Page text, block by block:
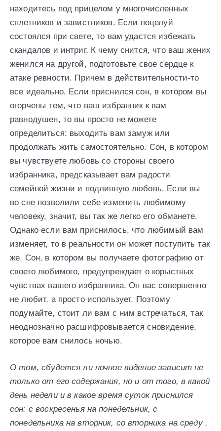
находитесь под прицелом у многочисленных
сплетников и завистников. Если поцелуй
состоялся при свете, то вам удастся избежать
скандалов и интриг. К чему снится, что ваш жених
женился на другой, подготовьте свое сердце к
атаке ревности. Причем в действительности-то
все идеально. Если приснился сон, в котором вы
огорчены тем, что ваш избранник к вам
равнодушен, то вы просто не можете
определиться: выходить вам замуж или
продолжать жить самостоятельно. Сон, в котором
вы чувствуете любовь со стороны своего
избранника, предсказывает вам радости
семейной жизни и подлинную любовь. Если вы
во сне позволили себе изменить любимому
человеку, значит, вы так же легко его обманете.
Однако если вам приснилось, что любимый вам
изменяет, то в реальности он может поступить так
же. Сон, в котором вы получаете фотографию от
своего любимого, предупреждает о корыстных
чувствах вашего избранника. Он вас совершенно
не любит, а просто использует. Поэтому
подумайте, стоит ли вам с ним встречаться, так
неоднозначно расшифровывается сновидение,
которое вам снилось ночью.
О том, сбудется ли ночное видение зависит не
только от его содержания, но и от того, в какой
день недели и в какое время суток приснился
сон: с воскресенья на понедельник, с
понедельника на вторник, со вторника на среду ,